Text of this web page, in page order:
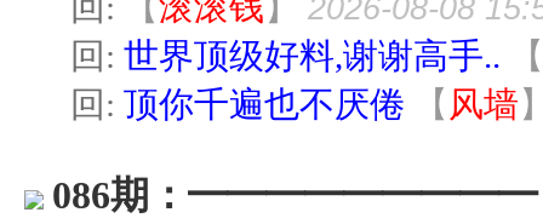
2026-08-08
回: 世界顶级好料,谢谢高手..
【
回: 顶你千遍也不厌倦 【 风墙
086期：━━━━━━━━━【